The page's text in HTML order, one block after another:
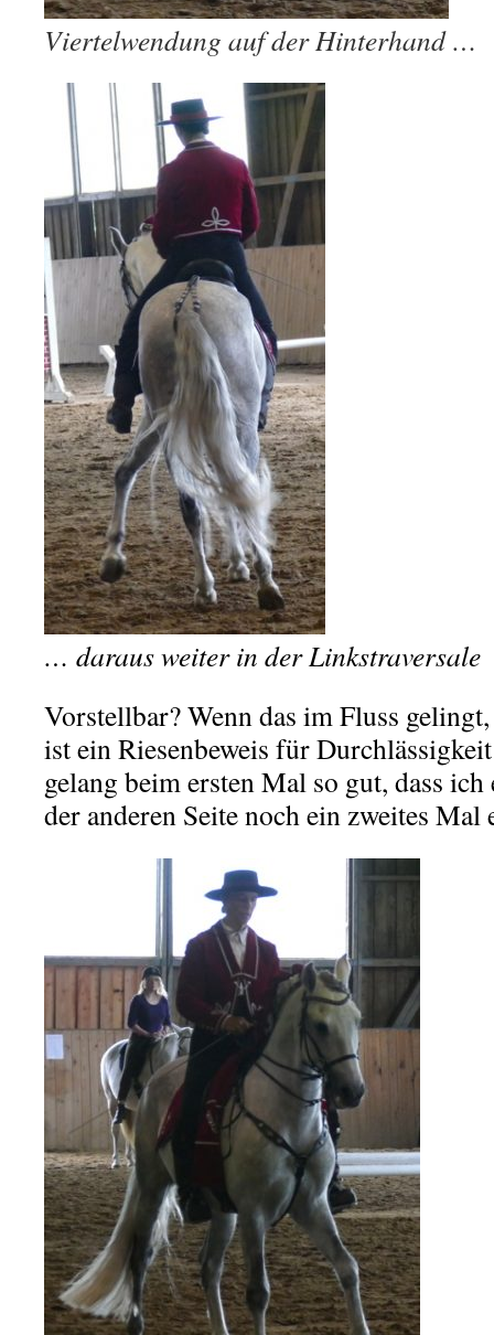
Viertelwendung auf der Hinterhand …
… daraus weiter in der Linkstraversale
Vorstellbar? Wenn das im Fluss
ist ein Riesenbeweis für
gelang beim ersten Mal so gut, dass
der anderen Seite noch ein zweites